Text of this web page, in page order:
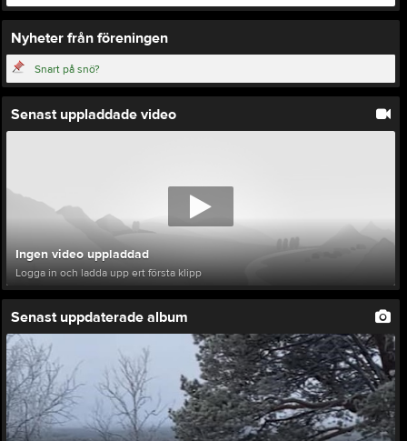
Nyheter från föreningen
Snart på snö?
Senast uppladdade video
Ingen video uppladdad
Logga in och ladda upp ert första klipp
Senast uppdaterade album